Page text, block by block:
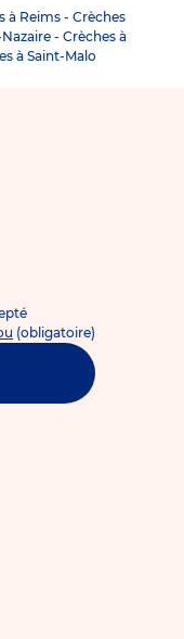
à Reims- Crèches
- Crèches à
à Saint-Malo
(obligatoire)